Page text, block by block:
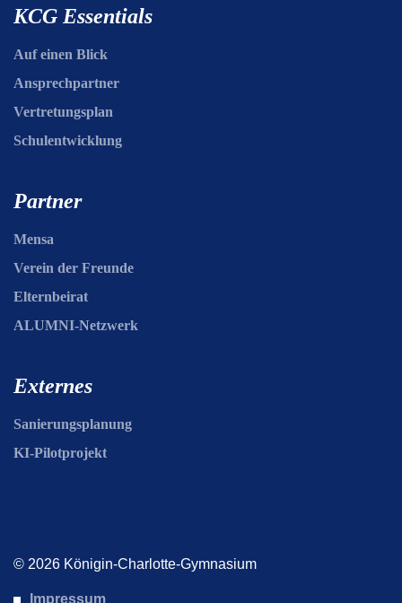
KCG Essentials
Auf einen Blick
Ansprechpartner
Vertretungsplan
Schulentwicklung
Partner
Mensa
Verein der Freunde
Elternbeirat
ALUMNI-Netzwerk
Externes
Sanierungsplanung
KI-Pilotprojekt
Impressum
© 2026 Königin-Charlotte-Gymnasium